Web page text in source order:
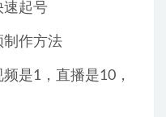
速起号
制作方法
是1，直播是10，